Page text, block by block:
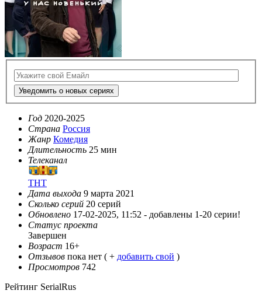
Уведомить о новых сериях
Год 2020-2025
Страна Россия
Жанр Комедия
Длительность 25 мин
Телеканал
ТНТ
Дата выхода 9 марта 2021
Сколько серий 20 серий
Обновлено 17-02-2025, 11:52 - добавлены 1-20 серии!
Статус проекта
Завершен
Возраст 16+
Отзывов пока нет ( + добавить свой )
Просмотров 742
Рейтинг SerialRus